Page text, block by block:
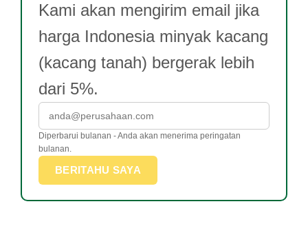
Kami akan mengirim email jika
harga Indonesia minyak kacang
(kacang tanah) bergerak lebih
dari 5%.
Diperbarui bulanan - Anda akan menerima peringatan
bulanan.
BERITAHU SAYA